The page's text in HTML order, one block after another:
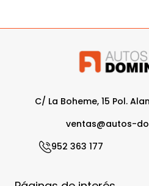
C/ La Boheme, 15 Pol.
ventas@autos-
952 363 177